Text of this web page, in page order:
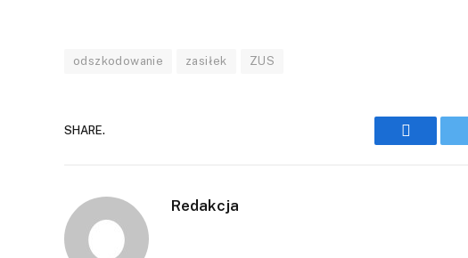
odszkodowanie zasiłek ZUS
SHARE.
Facebook
Redakcja